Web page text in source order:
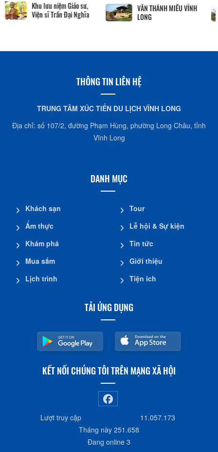
Khu lưu niệm Giáo sư,
Viện sĩ Trần Đại Nghĩa
THÔNG TIN LIÊN HỆ
TRUNG TÂM XÚC TIẾN DU LỊCH VĨNH LONG
Địa chỉ: số 107/2, đường Phạm Hùng, phường Long Châu, tỉnh
Vĩnh Long
DANH MỤC
Khách sạn
Ẩm thực
Khám phá
Mua sắm
Lịch trình
Tour
Lễ hội & Sự kiện
Tin tức
Giới thiệu
Tiện ích
TẢI ỨNG DỤNG
KẾT NỐI CHÚNG TÔI TRÊN MẠNG XÃ HỘI
Lượt truy cập
11.057.173
Tháng này 251.658
Đang online 3